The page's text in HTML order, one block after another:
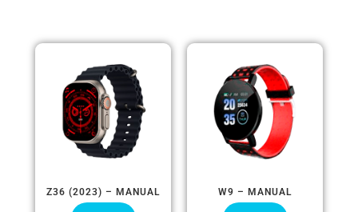
Z36 (2023) – MANUAL W9 – MANUAL